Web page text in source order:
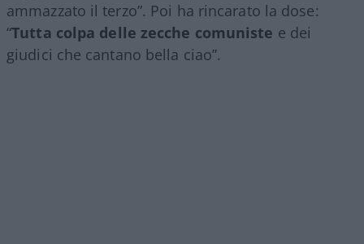
ammazzato il terzo”. Poi ha rincarato la dose:
“Tutta colpa delle zecche comuniste e dei
giudici che cantano bella ciao”.